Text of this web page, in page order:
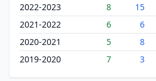
2022-2023
8 15
2021-2022
6 6
2020-2021
5 8
2019-2020
7 3